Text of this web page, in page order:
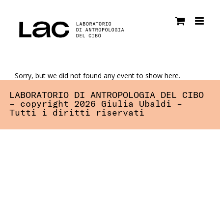
contenuto
Sorry, but we did not found any event to show here.
LABORATORIO DI ANTROPOLOGIA DEL CIBO
– copyright 2026 Giulia Ubaldi –
Tutti i diritti riservati